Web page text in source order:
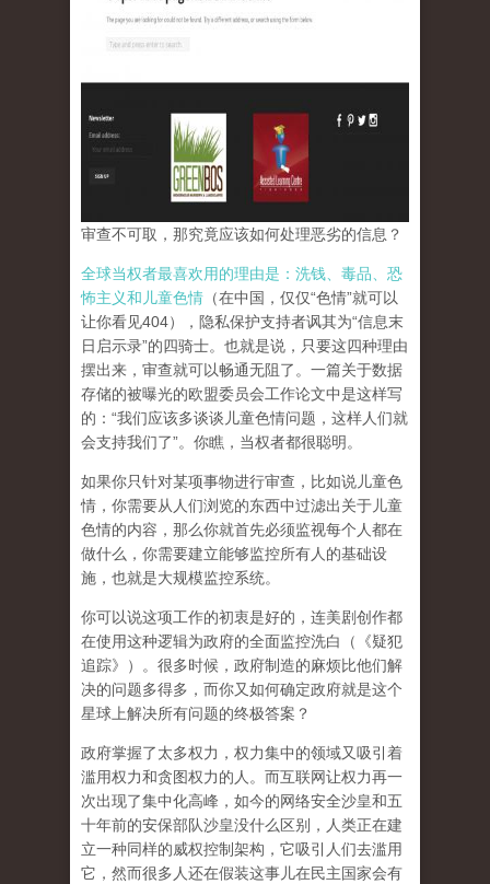
审查不可取，那究竟应该如何处理恶劣的信息？
全球当权者最喜欢用的理由是：洗钱、毒品、恐
怖主义和儿童色情 （在中国，仅仅“色情”就可以
让你看见404），隐私保护支持者讽其为“信息末
日启示录”的四骑士。也就是说，只要这四种理由
摆出来，审查就可以畅通无阻了。一篇关于数据
存储的被曝光的欧盟委员会工作论文中是这样写
的：“我们应该多谈谈儿童色情问题，这样人们就
会支持我们了”。你瞧，当权者都很聪明。
如果你只针对某项事物进行审查，比如说儿童色
情，你需要从人们浏览的东西中过滤出关于儿童
色情的内容，那么你就首先必须监视每个人都在
做什么，你需要建立能够监控所有人的基础设
施，也就是大规模监控系统。
你可以说这项工作的初衷是好的，连美剧创作都
在使用这种逻辑为政府的全面监控洗白（《疑犯
追踪》）。 很多时候，政府制造的麻烦比他们解
决的问题多得多，而你又如何确定政府就是这个
星球上解决所有问题的终极答案？
政府掌握了太多权力，权力集中的领域又吸引着
滥用权力和贪图权力的人。而互联网让权力再一
次出现了集中化高峰， 如今的网络安全沙皇和五
十年前的安保部队沙皇没什么区别，人类正在建
立一种同样的威权控制架构，它吸引人们去滥用
它，然而很多人还在假装这事儿在民主国家会有